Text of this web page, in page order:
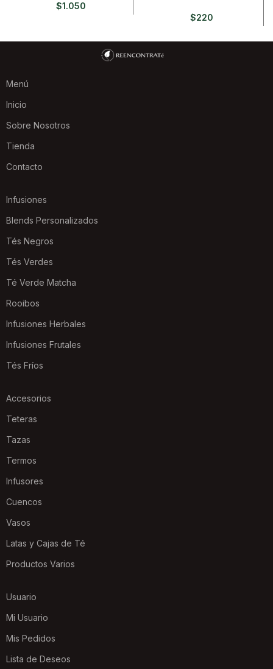
$1.050
$220
Menú
Inicio
Sobre Nosotros
Tienda
Contacto
Infusiones
Blends Personalizados
Tés Negros
Tés Verdes
Té Verde Matcha
Rooibos
Infusiones Herbales
Infusiones Frutales
Tés Fríos
Accesorios
Teteras
Tazas
Termos
Infusores
Cuencos
Vasos
Latas y Cajas de Té
Productos Varios
Usuario
Mi Usuario
Mis Pedidos
Lista de Deseos